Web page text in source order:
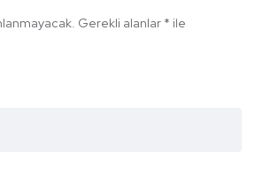
Gerekli alanlar * ile